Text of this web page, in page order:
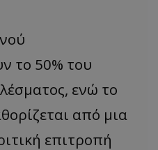
το 50% του
ενώ το
από μια
επιτροπή